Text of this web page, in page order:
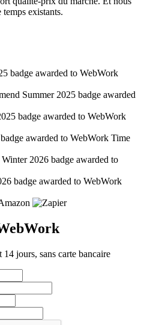
existants.
jours, sans carte bancaire